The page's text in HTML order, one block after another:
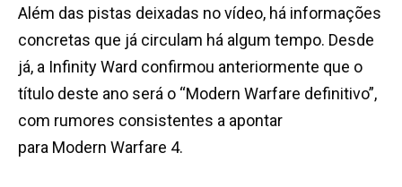
Além das pistas deixadas no vídeo, há informações
concretas que já circulam há algum tempo. Desde
já, a Infinity Ward confirmou anteriormente que o
título deste ano será o “Modern Warfare definitivo”,
com rumores consistentes a apontar
para Modern Warfare 4.